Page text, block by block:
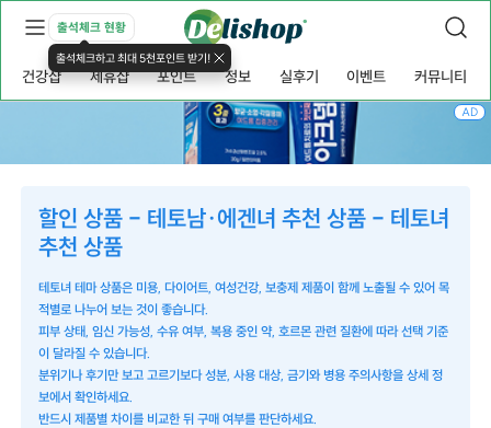
출석체크 현황
출석체크하고 최대 5천포인트 받기!
건강샵 제휴샵 포인트 정보 실후기 이벤트 커뮤니티
할인 상품 - 테토남·에겐녀 추천 상품 - 테토녀
추천 상품
테토녀 테마 상품은 미용, 다이어트, 여성건강, 보충제 제품이 함께 노출될 수 있어 목
적별로 나누어 보는 것이 좋습니다.
피부 상태, 임신 가능성, 수유 여부, 복용 중인 약, 호르몬 관련 질환에 따라 선택 기준
이 달라질 수 있습니다.
분위기나 후기만 보고 고르기보다 성분, 사용 대상, 금기와 병용 주의사항을 상세 정
보에서 확인하세요.
반드시 제품별 차이를 비교한 뒤 구매 여부를 판단하세요.
AD